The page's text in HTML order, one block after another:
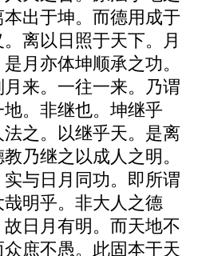
出于坤。而德用成于
离以日照于天下。月
月亦体坤顺承之功。
来。一往一来。乃谓
。非继也。坤继乎
之。以继乎天。是离
乃继之以成人之明。
与日月同功。即所谓
明乎。非大人之德
日月有明。而天地不
庶不愚。此固本于天